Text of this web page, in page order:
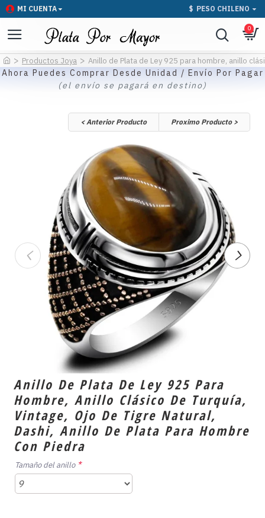
MI CUENTA $ PESO CHILENO
0
Productos Joya Anillo de Plata de Ley 925 para hombre, anillo
Ahora Puedes Comprar Desde Unidad / Envío Por Pagar
(el envío se pagará en destino)
< Anterior Producto Proximo Producto >
Anillo De Plata De Ley 925 Para
Hombre, Anillo Clásico De Turquía,
Vintage, Ojo De Tigre Natural,
Dashi, Anillo De Plata Para Hombre
Con Piedra
Tamaño del anillo